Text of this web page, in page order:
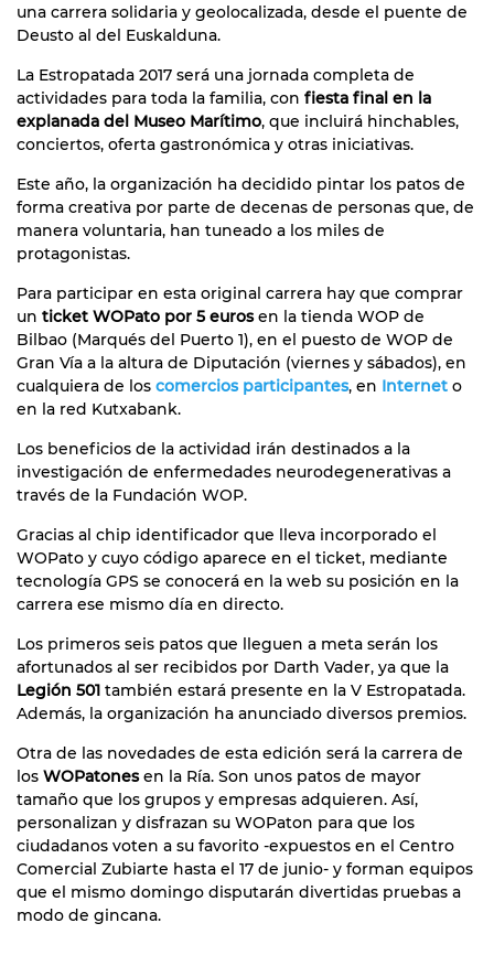
una carrera solidaria y geolocalizada, desde el puente de
Deusto al del Euskalduna.
La Estropatada 2017 será una jornada completa de
actividades para toda la familia, con fiesta final en la
explanada del Museo Marítimo, que incluirá hinchables,
conciertos, oferta gastronómica y otras iniciativas.
Este año, la organización ha decidido pintar los patos de
forma creativa por parte de decenas de personas que, de
manera voluntaria, han tuneado a los miles de
protagonistas.
Para participar en esta original carrera hay que comprar
un ticket WOPato por 5 eurosen la tienda WOP de
Bilbao (Marqués del Puerto 1), en el puesto de WOP de
Gran Vía a la altura de Diputación (viernes y sábados), en
cualquiera de los comercios participantes, en Internet o
en la red Kutxabank.
Los beneficios de la actividad irán destinados a la
investigación de enfermedades neurodegenerativas a
través de la Fundación WOP.
Gracias al chip identificador que lleva incorporado el
WOPato y cuyo código aparece en el ticket, mediante
tecnología GPS se conocerá en la web su posición en la
carrera ese mismo día en directo.
Los primeros seis patos que lleguen a meta serán los
afortunados al ser recibidos por Darth Vader, ya que la
Legión 501 también estará presente en la V Estropatada.
Además, la organización ha anunciado diversos premios.
Otra de las novedades de esta edición será la carrera de
los WOPatonesen la Ría. Son unos patos de mayor
tamaño que los grupos y empresas adquieren. Así,
personalizan y disfrazan su WOPaton para que los
ciudadanos voten a su favorito -expuestos en el Centro
Comercial Zubiarte hasta el 17 de junio- y forman equipos
que el mismo domingo disputarán divertidas pruebas a
modo de gincana.